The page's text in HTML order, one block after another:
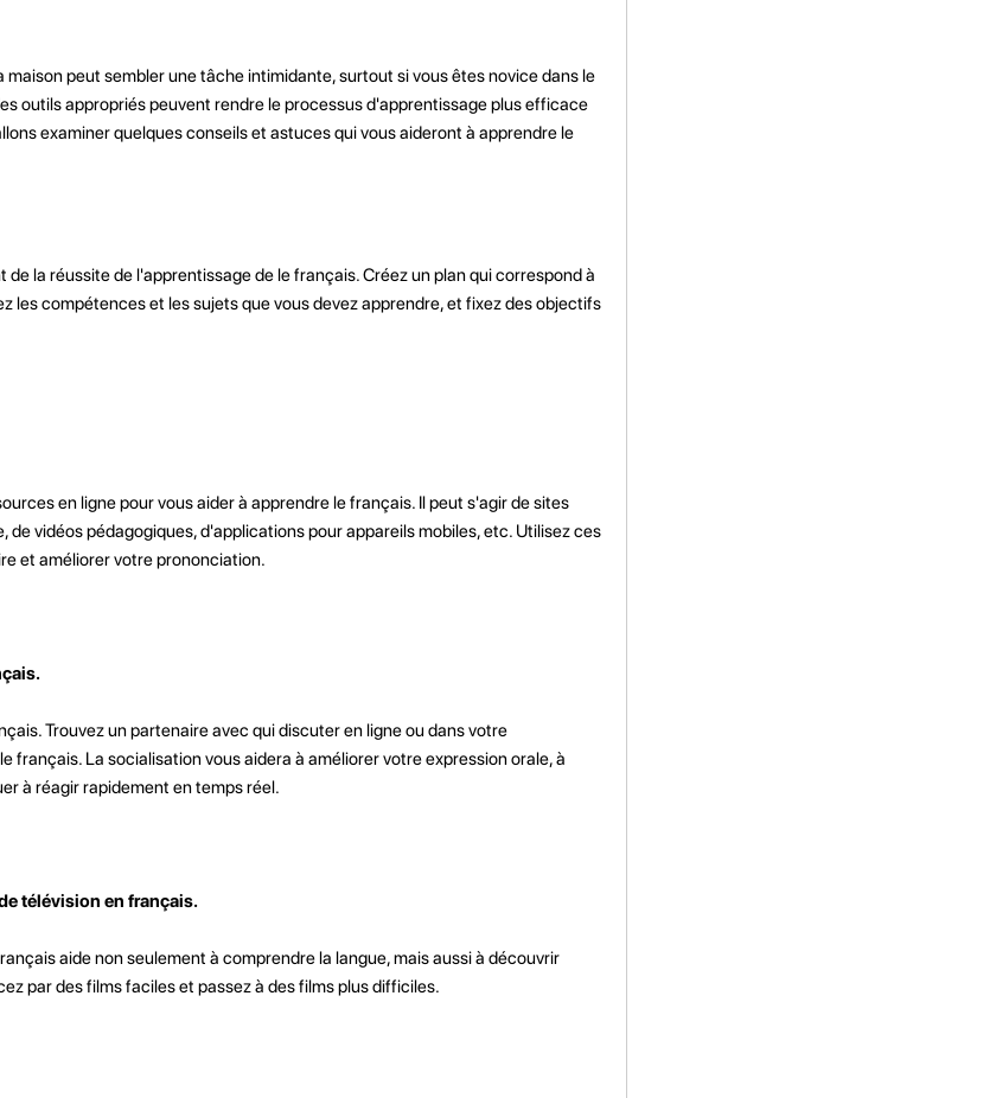
maison peut sembler une tâche intimidante, surtout si vous êtes novice dans le
outils appropriés peuvent rendre le processus d'apprentissage plus efficace
examiner quelques conseils et astuces qui vous aideront à apprendre le
la réussite de l'apprentissage de le français. Créez un plan qui correspond à
les compétences et les sujets que vous devez apprendre, et fixez des objectifs
en ligne pour vous aider à apprendre le français. Il peut s'agir de sites
de vidéos pédagogiques, d'applications pour appareils mobiles, etc. Utilisez ces
et améliorer votre prononciation.
Trouvez un partenaire avec qui discuter en ligne ou dans votre
français. La socialisation vous aidera à améliorer votre expression orale, à
à réagir rapidement en temps réel.
télévision en français.
aide non seulement à comprendre la langue, mais aussi à découvrir
par des films faciles et passez à des films plus difficiles.